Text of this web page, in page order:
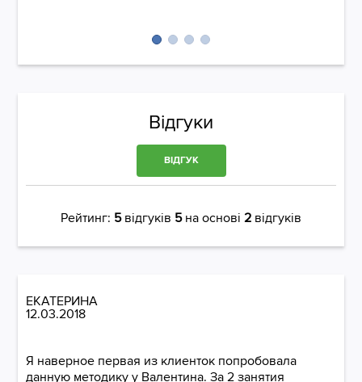
Відгуки
ВІДГУК
Рейтинг: 5відгуків 5на основі 2 відгуків
ЕКАТЕРИНА
12.03.2018
Я наверное первая из клиенток попробовала
данную методику у Валентина. За 2 занятия